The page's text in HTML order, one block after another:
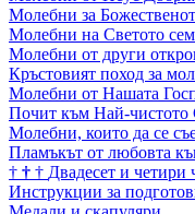
Молебни за
Молебни на Светото
Молебни от други
Кръстовият поход за
Молебни от Нашата
Почит към Най-
Молебни, които да се
Пламъкът от любовта
† † † Двадесет и четири
Инструкции за